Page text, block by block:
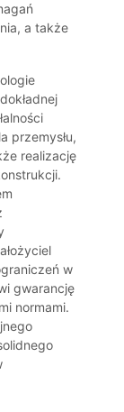
a także
przemysłu,
realizację
w
gwarancję
normami.